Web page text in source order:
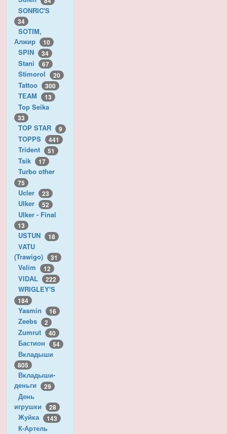
SONRIC'S
34
SOTIM,
Алжир
10
SPIN 34
Stani 67
Stimorol 20
Tattoo 300
TEAM 13
Top Seika
33
TOP STAR 9
TOPPS 441
Trident 51
Tsik 17
Turbo other
75
Ucler 23
Ulker 52
Ulker - Final
13
USTUN 18
VATU
(Trawigo)
31
Velim 12
VIDAL 222
WRIGLEY'S
184
Yasmin 16
Zeebs 2
Zumrut 40
Бастион 54
Вкладыши
805
Вкладыши-
деньги
29
День
игрушки
28
Жуйка 143
К-Артель